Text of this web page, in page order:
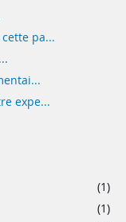
pa...
expe...
(1)
(1)